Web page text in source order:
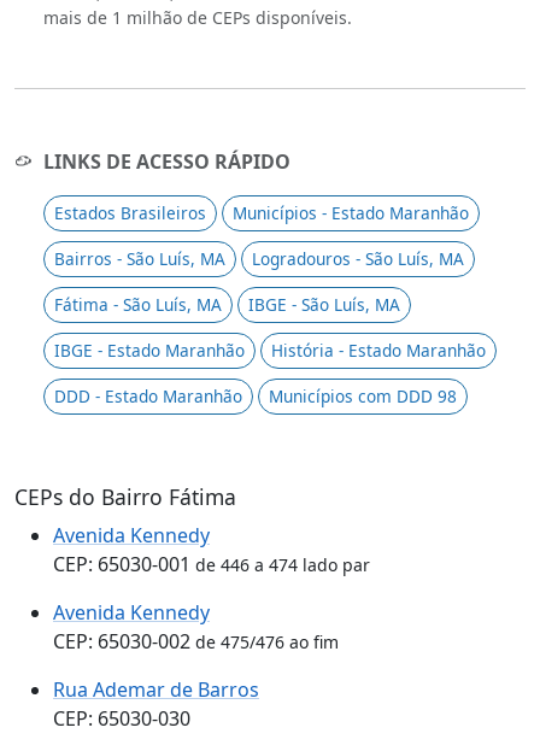
mais de 1 milhão de CEPs disponíveis.
LINKS DE ACESSO RÁPIDO
Estados Brasileiros
Municípios - Estado Maranhão
Bairros - São Luís, MA
Logradouros - São Luís, MA
Fátima - São Luís, MA
IBGE - São Luís, MA
IBGE - Estado Maranhão
História - Estado Maranhão
DDD - Estado Maranhão
Municípios com DDD 98
CEPs do Bairro Fátima
Avenida Kennedy
CEP: 65030-001 de 446 a 474 lado par
Avenida Kennedy
CEP: 65030-002 de 475/476 ao fim
Rua Ademar de Barros
CEP: 65030-030